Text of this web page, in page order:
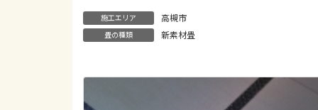
施工エリア 高槻市
畳の種類 新素材畳